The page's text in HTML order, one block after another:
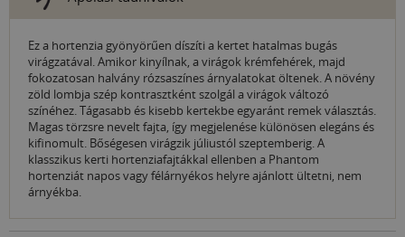
Ez a hortenzia gyönyörűen díszíti a kertet hatalmas bugás
virágzatával. Amikor kinyílnak, a virágok krémfehérek, majd
fokozatosan halvány rózsaszínes árnyalatokat öltenek. A növény
zöld lombja szép kontrasztként szolgál a virágok változó
színéhez. Tágasabb és kisebb kertekbe egyaránt remek választás.
Magas törzsre nevelt fajta, így megjelenése különösen elegáns és
kifinomult. Bőségesen virágzik júliustól szeptemberig. A
klasszikus kerti hortenziafajtákkal ellenben a Phantom
hortenziát napos vagy félárnyékos helyre ajánlott ültetni, nem
árnyékba.